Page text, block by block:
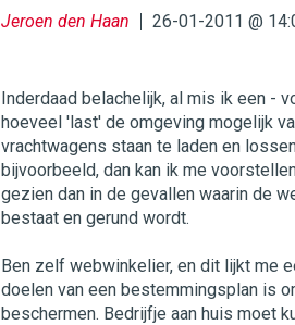
Jeroen den Haan 26-01-2011 @
Inderdaad belachelijk, al mis ik een -
hoeveel 'last' de omgeving mogelijk
vrachtwagens staan te laden en
bijvoorbeeld, dan kan ik me
gezien dan in de gevallen waarin de
bestaat en gerund wordt.
Ben zelf webwinkelier, en dit lijkt me
doelen van een bestemmingsplan is
beschermen. Bedrijfje aan huis moet